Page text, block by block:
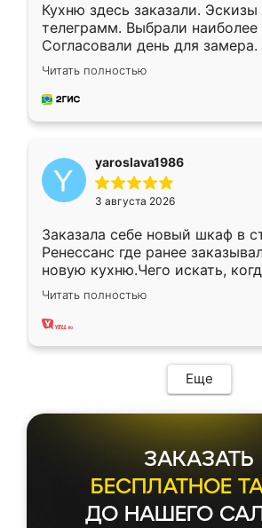
Кухню здесь заказали.
телеграмм. Выбрали
Согласовали день для
недели кухня была уже готова.
довольны работой. Спасибо
мебель за качественную
Читать полностью
yaroslava1986
3 августа 2026
Заказала себе новый шкаф в
Ренессанс где ранее
новую кухню.Чего искать,
вполне довольна. Служит
два года, нареканий нет.
Читать полностью
Еще
ЗАКАЗАТЬ
БЕСПЛАТНОЕ
ДО НАШЕГО